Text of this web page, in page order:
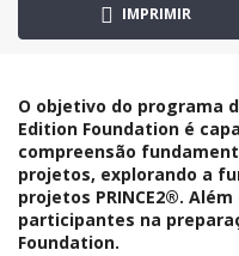
IMPRIMIR
O objetivo do programa
Edition Foundation é
compreensão
projetos, explorando a
projetos PRINCE2®.
participantes na
Foundation.